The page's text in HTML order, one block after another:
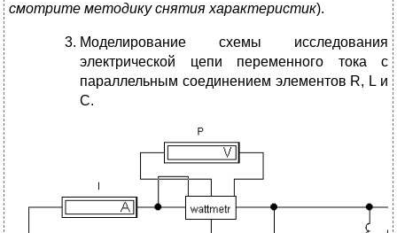
смотрите методику снятия характеристик).
Моделирование схемы исследования
электрической цепи переменного тока с
параллельным соединением элементов R, L и
C.